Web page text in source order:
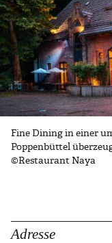
Fine Dining in einer
Poppenbüttel
©Restaurant Naya
Adresse